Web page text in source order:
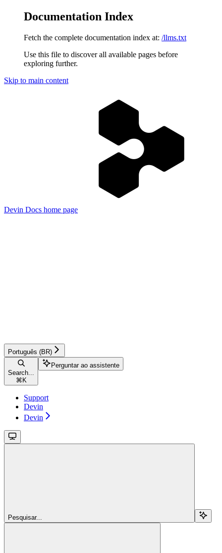
Documentation Index
Fetch the complete documentation index at: /llms.txt
Use this file to discover all available pages before
exploring further.
Skip to main content
Devin Docs home page
Português (BR)
Search...
⌘ K
Perguntar ao assistente
Support
Devin
Devin
Pesquisar...